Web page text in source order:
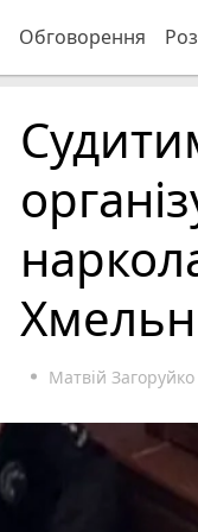
Обговорення
Матвій Загоруйко